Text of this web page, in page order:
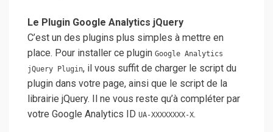
Le Plugin Google Analytics jQuery
C’est un des plugins plus simples à mettre en
place. Pour installer ce plugin Google Analytics
jQuery Plugin, il vous suffit de charger le script du
plugin dans votre page, ainsi que le script de la
librairie jQuery. Il ne vous reste qu’à compléter par
votre Google Analytics ID UA-XXXXXXXX-X.